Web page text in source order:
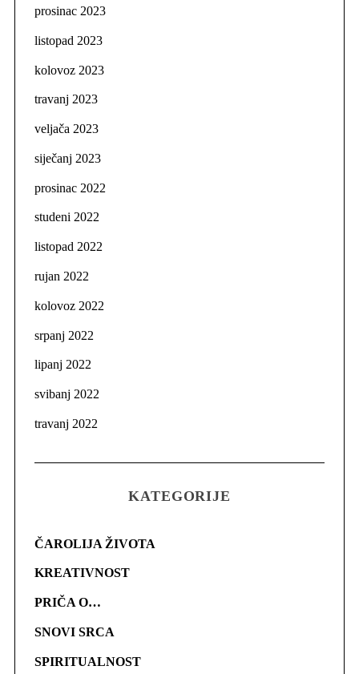
prosinac 2023
listopad 2023
kolovoz 2023
travanj 2023
veljača 2023
siječanj 2023
prosinac 2022
studeni 2022
listopad 2022
rujan 2022
kolovoz 2022
srpanj 2022
lipanj 2022
svibanj 2022
travanj 2022
KATEGORIJE
ČAROLIJA ŽIVOTA
KREATIVNOST
PRIČA O…
SNOVI SRCA
SPIRITUALNOST